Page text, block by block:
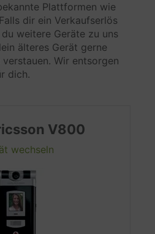
Plattformen wie
dir ein Verkaufserlös
weitere Geräte zu uns
älteres Gerät gerne
Wir entsorgen
dich.
V800
wechseln
(persönlichen) Daten, die
dieses Dienstes
Agent)